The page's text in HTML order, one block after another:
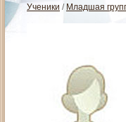
Ученики / Младшая